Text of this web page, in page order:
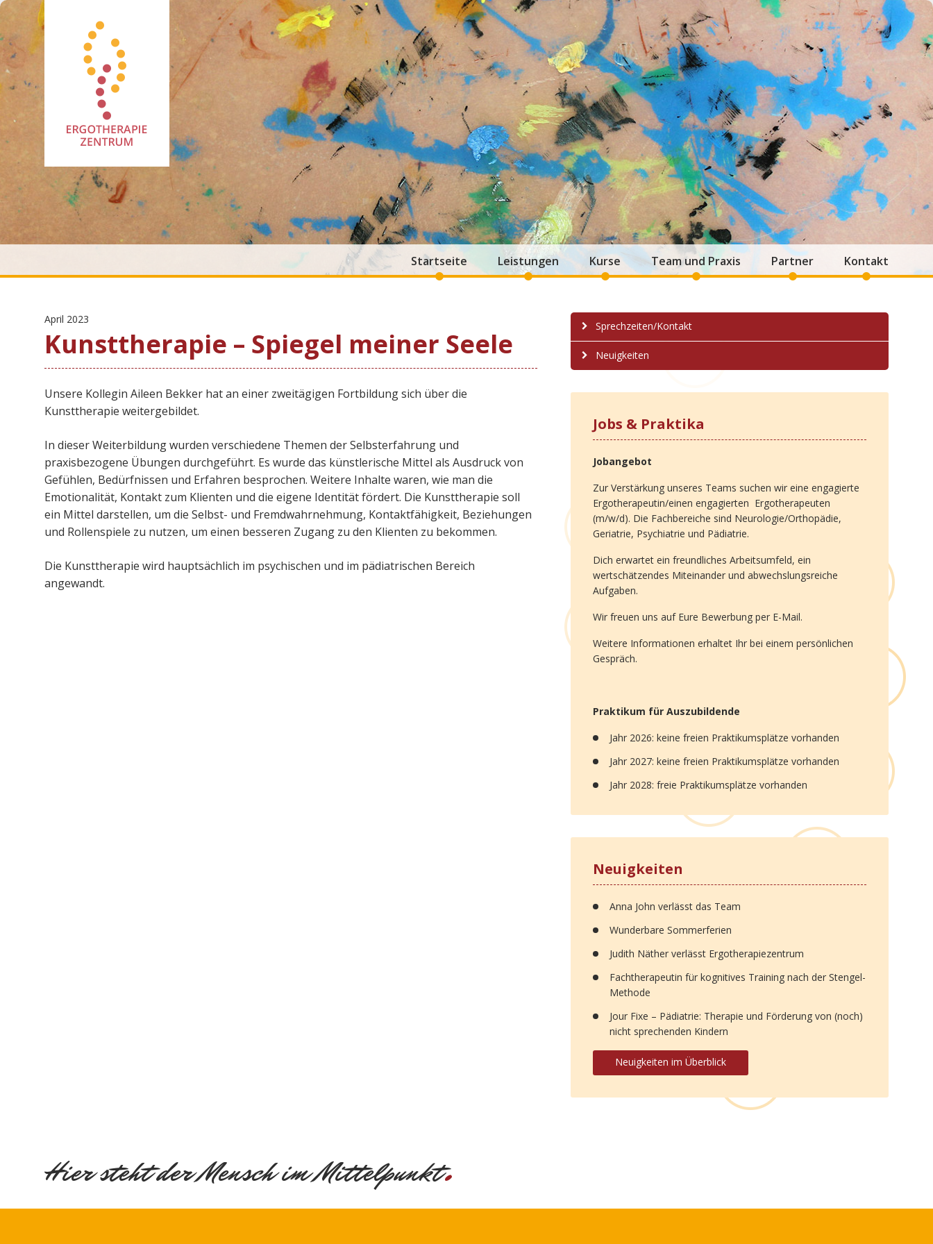
Startseite Leistungen Kurse Team und Praxis Partner Kontakt
April 2023
Kunsttherapie – Spiegel meiner Seele
Unsere Kollegin Aileen Bekker hat an einer zweitägigen Fortbildung sich über die
Kunsttherapie weitergebildet.
In dieser Weiterbildung wurden verschiedene Themen der Selbsterfahrung und
praxisbezogene Übungen durchgeführt. Es wurde das künstlerische Mittel als Ausdruck von
Gefühlen, Bedürfnissen und Erfahren besprochen. Weitere Inhalte waren, wie man die
Emotionalität, Kontakt zum Klienten und die eigene Identität fördert. Die Kunsttherapie soll
ein Mittel darstellen, um die Selbst- und Fremdwahrnehmung, Kontaktfähigkeit, Beziehungen
und Rollenspiele zu nutzen, um einen besseren Zugang zu den Klienten zu bekommen.
Die Kunsttherapie wird hauptsächlich im psychischen und im pädiatrischen Bereich
angewandt.
Sprechzeiten/Kontakt
Neuigkeiten
Jobs & Praktika
Jobangebot
Zur Verstärkung unseres Teams suchen wir eine engagierte
Ergotherapeutin/einen engagierten Ergotherapeuten
(m/w/d). Die Fachbereiche sind Neurologie/Orthopädie,
Geriatrie, Psychiatrie und Pädiatrie.
Dich erwartet ein freundliches Arbeitsumfeld, ein
wertschätzendes Miteinander und abwechslungsreiche
Aufgaben.
Wir freuen uns auf Eure Bewerbung per E-Mail.
Weitere Informationen erhaltet Ihr bei einem persönlichen
Gespräch.
Praktikum für Auszubildende
Jahr 2026: keine freien Praktikumsplätze vorhanden
Jahr 2027: keine freien Praktikumsplätze vorhanden
Jahr 2028: freie Praktikumsplätze vorhanden
Neuigkeiten
Anna John verlässt das Team
Wunderbare Sommerferien
Judith Näther verlässt Ergotherapiezentrum
Fachtherapeutin für kognitives Training nach der Stengel-
Methode
Jour Fixe – Pädiatrie: Therapie und Förderung von (noch)
nicht sprechenden Kindern
Neuigkeiten im Überblick
Hier steht der Mensch im Mittelpunkt.